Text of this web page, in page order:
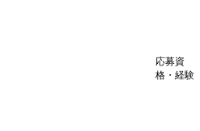
応募資
格・経験